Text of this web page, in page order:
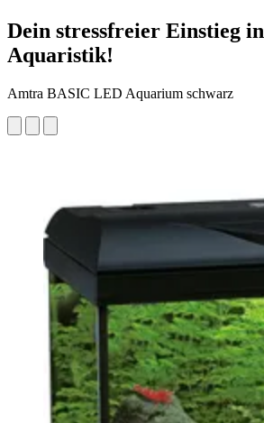
Dein stressfreier Einstieg
Aquaristik!
Amtra BASIC LED Aquarium schwarz